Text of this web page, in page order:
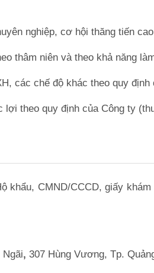
nghiệp, cơ hội thăng tiến
thâm niên và theo khả năng
các chế độ khác theo quy định
lợi theo quy định của Công ty
khẩu, CMND/CCCD, giấy
Ngãi, 307 Hùng Vương, Tp.